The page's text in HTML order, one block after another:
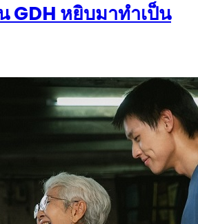
GDH หยิบมาทำเป็น